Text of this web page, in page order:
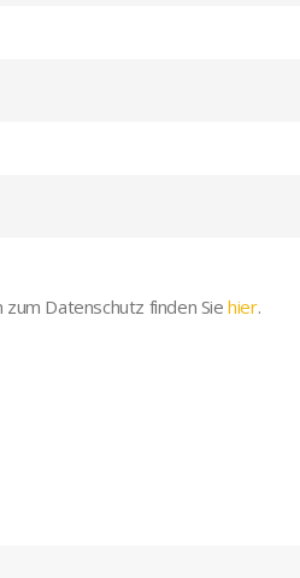
Datenschutz finden Siehier.